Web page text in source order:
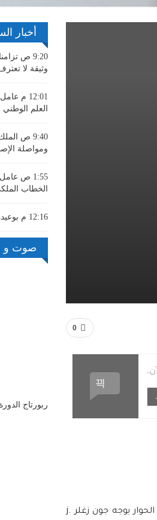
0
بعد كتاباته حول المافيات الدولية يعود هذا السوسيولوجي الاستثنائي بهجوم جديد.. في هذا الحوار يوجه جون زغلر j.
أخبار
9:20 ص
وثيقة لا
12:01 م
العلم
9:40 ص
ومواصلة
1:55 ص
الخطاب
12:16 م
صوت و
ربورتاج الدورة 18 لمهرجان صخور الرحامنة